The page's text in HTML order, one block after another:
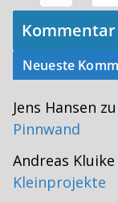
Neueste
Jens Hansen zu
Pinnwand
Andreas Kluike
Kleinprojekte